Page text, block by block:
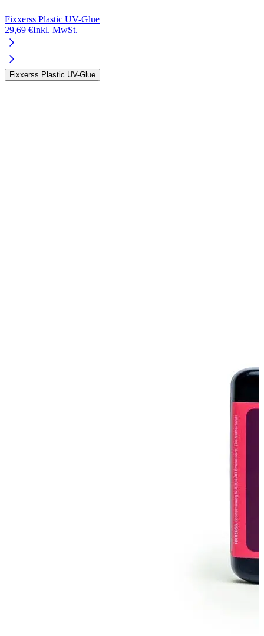
Fixxerss Plastic UV-Glue
29,69 €Inkl. MwSt.
Fixxerss Plastic UV-Glue